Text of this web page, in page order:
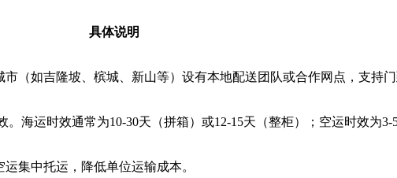
具体说明
（如吉隆坡、槟城、新山等）设有本地配送团队或合作网点，支持门
海运时效通常为10-30天（拼箱）或12-15天（整柜）；空运时效为3-5
集中托运，降低单位运输成本。